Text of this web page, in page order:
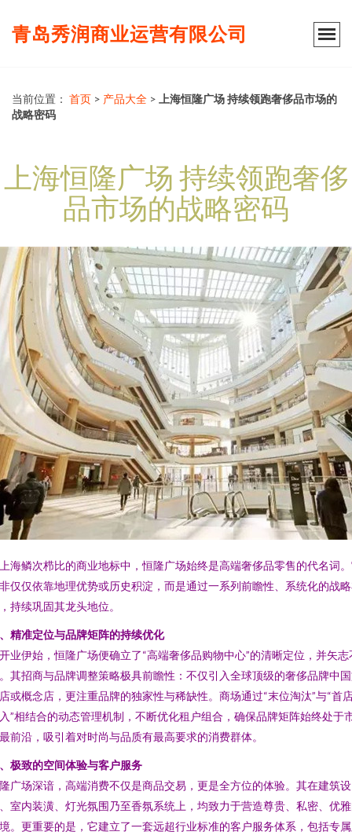
青岛秀润商业运营有限公司
当前位置： 首页 > 产品大全 >
上海恒隆广场 持续领跑奢侈品市场的
战略密码
上海恒隆广场 持续领跑奢侈
品市场的战略密码
海鳞次栉比的商业地标中，恒隆广场始终是高端奢侈品零售的代名词
仅仅依靠地理优势或历史积淀，而是通过一系列前瞻性、系统化的战
持续巩固其龙头地位。
精准定位与品牌矩阵的持续优化
业伊始，恒隆广场便确立了“高端奢侈品购物中心”的清晰定位，并矢志
其招商与品牌调整策略极具前瞻性：不仅引入全球顶级的奢侈品牌中
或概念店，更注重品牌的独家性与稀缺性。商场通过“末位淘汰”与“首
”相结合的动态管理机制，不断优化租户组合，确保品牌矩阵始终处于
前沿，吸引着对时尚与品质有最高要求的消费群体。
极致的空间体验与客户服务
广场深谙，高端消费不仅是商品交易，更是全方位的体验。其在建筑设
室内装潢、灯光氛围乃至香氛系统上，均致力于营造尊贵、私密、优
。更重要的是，它建立了一套远超行业标准的客户服务体系，包括专